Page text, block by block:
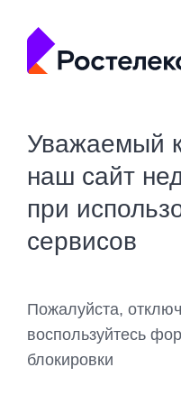
Уважаемый
наш сайт
при
сервисов
Пожалуйста,
воспользуйтесь
блокировки